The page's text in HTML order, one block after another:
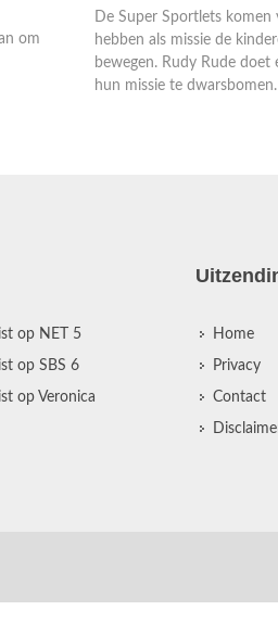
om
hebben als missie de
bewegen. Rudy Rude doet
hun missie te
op NET 5
op SBS 6
op Veronica
Home
Privacy
Contact